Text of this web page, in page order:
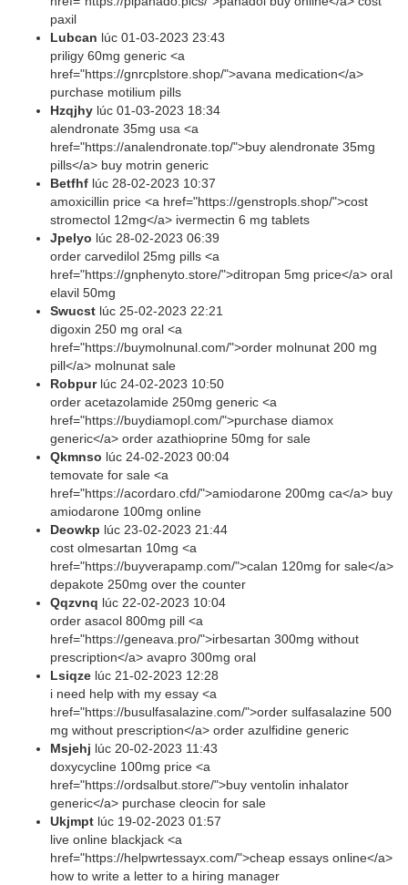
paxil
Lubcan lúc 01-03-2023 23:43
priligy 60mg generic <a
href="https://gnrcplstore.shop/">avana medication</a>
purchase motilium pills
Hzqjhy lúc 01-03-2023 18:34
alendronate 35mg usa <a
href="https://analendronate.top/">buy alendronate 35mg
pills</a> buy motrin generic
Betfhf lúc 28-02-2023 10:37
amoxicillin price <a href="https://genstropls.shop/">cost
stromectol 12mg</a> ivermectin 6 mg tablets
Jpelyo lúc 28-02-2023 06:39
order carvedilol 25mg pills <a
href="https://gnphenyto.store/">ditropan 5mg price</a> oral
elavil 50mg
Swucst lúc 25-02-2023 22:21
digoxin 250 mg oral <a
href="https://buymolnunal.com/">order molnunat 200 mg
pill</a> molnunat sale
Robpurlúc 24-02-2023 10:50
order acetazolamide 250mg generic <a
href="https://buydiamopl.com/">purchase diamox
generic</a> order azathioprine 50mg for sale
Qkmnso lúc 24-02-2023 00:04
temovate for sale <a
href="https://acordaro.cfd/">amiodarone 200mg ca</a> buy
amiodarone 100mg online
Deowkp lúc 23-02-2023 21:44
cost olmesartan 10mg <a
href="https://buyverapamp.com/">calan 120mg for sale</a>
depakote 250mg over the counter
Qqzvnq lúc 22-02-2023 10:04
order asacol 800mg pill <a
href="https://geneava.pro/">irbesartan 300mg without
prescription</a> avapro 300mg oral
Lsiqze lúc 21-02-2023 12:28
i need help with my essay <a
href="https://busulfasalazine.com/">order sulfasalazine 500
mg without prescription</a> order azulfidine generic
Msjehj lúc 20-02-2023 11:43
doxycycline 100mg price <a
href="https://ordsalbut.store/">buy ventolin inhalator
generic</a> purchase cleocin for sale
Ukjmpt lúc 19-02-2023 01:57
live online blackjack <a
href="https://helpwrtessayx.com/">cheap essays online</a>
how to write a letter to a hiring manager